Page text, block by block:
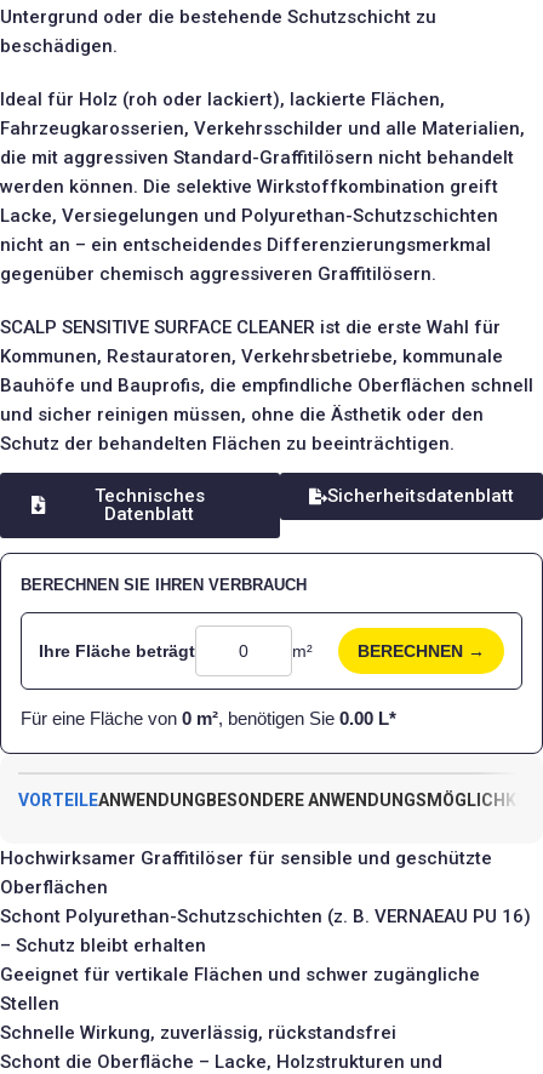
Untergrund oder die bestehende Schutzschicht zu
beschädigen.
Ideal für Holz (roh oder lackiert), lackierte Flächen,
Fahrzeugkarosserien, Verkehrsschilder und alle Materialien,
die mit aggressiven Standard-Graffitilösern nicht behandelt
werden können. Die selektive Wirkstoffkombination greift
Lacke, Versiegelungen und Polyurethan-Schutzschichten
nicht an – ein entscheidendes Differenzierungsmerkmal
gegenüber chemisch aggressiveren Graffitilösern.
SCALP SENSITIVE SURFACE CLEANER ist die erste Wahl für
Kommunen, Restauratoren, Verkehrsbetriebe, kommunale
Bauhöfe und Bauprofis, die empfindliche Oberflächen schnell
und sicher reinigen müssen, ohne die Ästhetik oder den
Schutz der behandelten Flächen zu beeinträchtigen.
Technisches
Datenblatt
Sicherheitsdatenblatt
BERECHNEN SIE IHREN VERBRAUCH
Ihre Fläche beträgt m² BERECHNEN →
Für eine Fläche von 0 m², benötigen Sie 0.00 L*
VORTEILEANWENDUNG BESONDERE
Hochwirksamer Graffitilöser für sensible und geschützte
Oberflächen
Schont Polyurethan-Schutzschichten (z. B. VERNAEAU PU 16)
– Schutz bleibt erhalten
Geeignet für vertikale Flächen und schwer zugängliche
Stellen
Schnelle Wirkung, zuverlässig, rückstandsfrei
Schont die Oberfläche – Lacke, Holzstrukturen und